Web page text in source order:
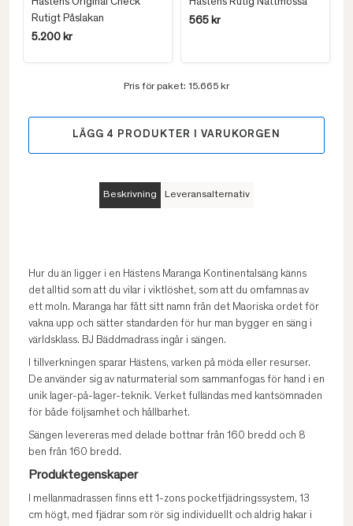
Hästens Original Check
Rutigt Påslakan
5.200 kr
Hästens Rutig Nattmössa
565 kr
Pris för paket: 15.665 kr
LÄGG 4 PRODUKTER I VARUKORGEN
Beskrivning Leveransalternativ
Hur du än ligger i en Hästens Maranga Kontinentalsäng känns
det alltid som att du vilar i viktlöshet, som att du omfamnas av
ett moln. Maranga har fått sitt namn från det Maoriska ordet för
vakna upp och sätter standarden för hur man bygger en säng i
världsklass. BJ Bäddmadrass ingår i sängen.
I tillverkningen sparar Hästens, varken på möda eller resurser.
De använder sig av naturmaterial som sammanfogas för hand i en
unik lager-på-lager-teknik. Verket fulländas med kantsömnaden
för både följsamhet och hållbarhet.
Sängen levereras med delade bottnar från 160 bredd och 8
ben från 160 bredd.
Produktegenskaper
I mellanmadrassen finns ett 1-zons pocketfjädringssystem, 13
cm högt, med fjädrar som rör sig individuellt och aldrig hakar i